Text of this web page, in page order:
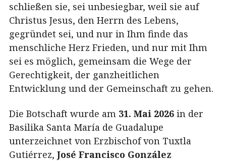
schließen sie, sei unbesiegbar, weil sie auf
Christus Jesus, den Herrn des Lebens,
gegründet sei, und nur in Ihm finde das
menschliche Herz Frieden, und nur mit Ihm
sei es möglich, gemeinsam die Wege der
Gerechtigkeit, der ganzheitlichen
Entwicklung und der Gemeinschaft zu gehen.
Die Botschaft wurde am 31. Mai 2026 in der
Basilika Santa María de Guadalupe
unterzeichnet von Erzbischof von Tuxtla
Gutiérrez, José Francisco González